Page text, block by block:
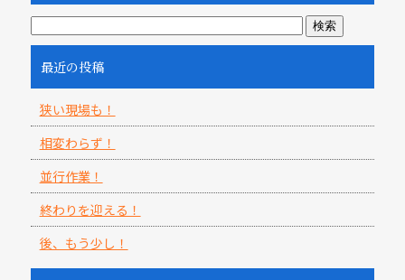
最近の投稿
狭い現場も！
相変わらず！
並行作業！
終わりを迎える！
後、もう少し！